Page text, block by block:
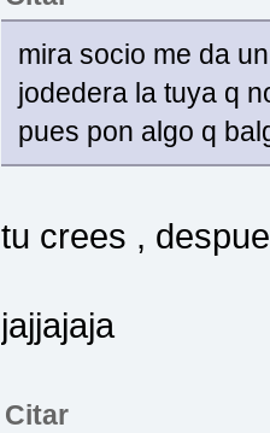
mira socio me da
jodedera la tuya q
pues pon algo q
tu crees ,
jajjajaja
Citar